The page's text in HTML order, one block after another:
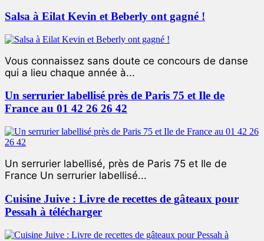
Salsa à Eilat Kevin et Beberly ont gagné !
Vous connaissez sans doute ce concours de danse
qui a lieu chaque année à...
Un serrurier labellisé près de Paris 75 et Ile de
France au 01 42 26 26 42
Un serrurier labellisé, près de Paris 75 et Ile de
France Un serrurier labellisé...
Cuisine Juive : Livre de recettes de gâteaux pour
Pessah à télécharger